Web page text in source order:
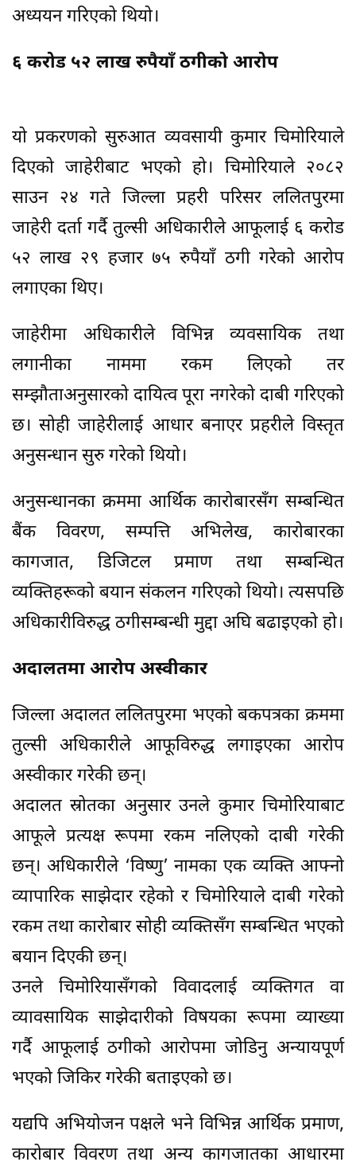
अध्ययन गरिएको थियो।
६ करोड ५२ लाख रुपैयाँ ठगीको आरोप
यो प्रकरणको सुरुआत व्यवसायी कुमार चिमोरियाले
दिएको जाहेरीबाट भएको हो। चिमोरियाले २०८२
साउन २४ गते जिल्ला प्रहरी परिसर ललितपुरमा
जाहेरी दर्ता गर्दै तुल्सी अधिकारीले आफूलाई ६ करोड
५२ लाख २९ हजार ७५ रुपैयाँ ठगी गरेको आरोप
लगाएका थिए।
जाहेरीमा अधिकारीले विभिन्न व्यवसायिक तथा
लगानीका नाममा रकम लिएको तर
सम्झौताअनुसारको दायित्व पूरा नगरेको दाबी गरिएको
छ। सोही जाहेरीलाई आधार बनाएर प्रहरीले विस्तृत
अनुसन्धान सुरु गरेको थियो।
अनुसन्धानका क्रममा आर्थिक कारोबारसँग सम्बन्धित
बैंक विवरण, सम्पत्ति अभिलेख, कारोबारका
कागजात, डिजिटल प्रमाण तथा सम्बन्धित
व्यक्तिहरूको बयान संकलन गरिएको थियो। त्यसपछि
अधिकारीविरुद्ध ठगीसम्बन्धी मुद्दा अघि बढाइएको हो।
अदालतमा आरोप अस्वीकार
जिल्ला अदालत ललितपुरमा भएको बकपत्रका क्रममा
तुल्सी अधिकारीले आफूविरुद्ध लगाइएका आरोप
अस्वीकार गरेकी छन्।
अदालत स्रोतका अनुसार उनले कुमार चिमोरियाबाट
आफूले प्रत्यक्ष रूपमा रकम नलिएको दाबी गरेकी
छन्। अधिकारीले ‘विष्णु’ नामका एक व्यक्ति आफ्नो
व्यापारिक साझेदार रहेको र चिमोरियाले दाबी गरेको
रकम तथा कारोबार सोही व्यक्तिसँग सम्बन्धित भएको
बयान दिएकी छन्।
उनले चिमोरियासँगको विवादलाई व्यक्तिगत वा
व्यावसायिक साझेदारीको विषयका रूपमा व्याख्या
गर्दै आफूलाई ठगीको आरोपमा जोडिनु अन्यायपूर्ण
भएको जिकिर गरेकी बताइएको छ।
यद्यपि अभियोजन पक्षले भने विभिन्न आर्थिक प्रमाण,
कारोबार विवरण तथा अन्य कागजातका आधारमा